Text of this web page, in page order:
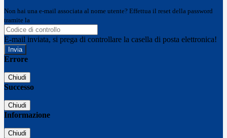
Non hai una e-mail associata al nome utente? Effettua il reset della password
tramite la
E-mail inviata, si prega di controllare la casella di posta elettronica!
Errore
Chiudi
Successo
Chiudi
Informazione
Chiudi